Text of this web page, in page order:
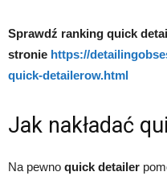
Sprawdź ranking quick
stronie https://
quick-detailerow.html
Jak nakładać
Na pewno quick detailer